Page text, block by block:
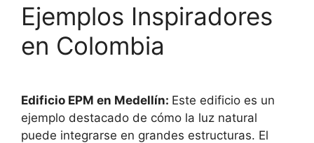
Ejemplos Inspiradores
en Colombia
Edificio EPM en Medellín: Este edificio es un
ejemplo destacado de cómo la luz natural
puede integrarse en grandes estructuras. El